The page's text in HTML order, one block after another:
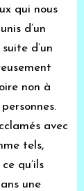
qui nous
d’un
d’un
non à
avec
tels,
qu’ils
une